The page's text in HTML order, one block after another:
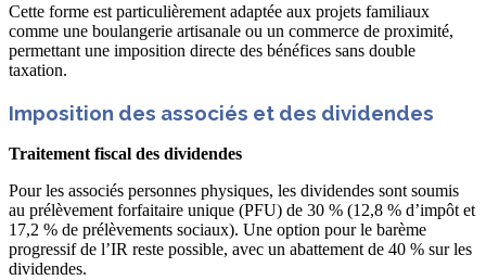
Cette forme est particulièrement adaptée aux projets familiaux
comme une boulangerie artisanale ou un commerce de proximité,
permettant une imposition directe des bénéfices sans double
taxation.
Imposition des associés et des dividendes
Traitement fiscal des dividendes
Pour les associés personnes physiques, les dividendes sont soumis
au prélèvement forfaitaire unique (PFU) de 30 % (12,8 % d’impôt et
17,2 % de prélèvements sociaux). Une option pour le barème
progressif de l’IR reste possible, avec un abattement de 40 % sur les
dividendes.